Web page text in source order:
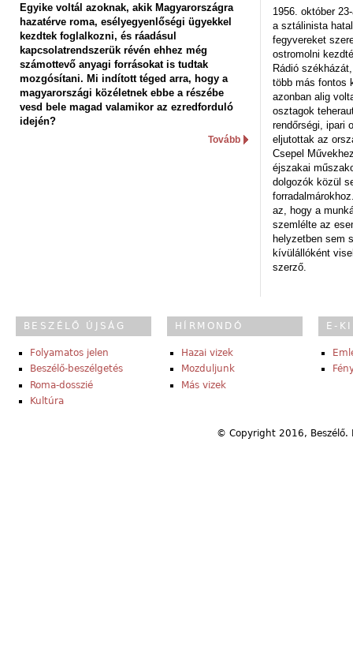
Egyike voltál azoknak, akik Magyarországra
hazatérve roma, esélyegyenlőségi ügyekkel
kezdtek foglalkozni, és ráadásul
kapcsolatrendszerük révén ehhez még
számottevő anyagi forrásokat is tudtak
mozgósítani. Mi indított téged arra, hogy a
magyarországi közéletnek ebbe a részébe
vesd bele magad valamikor az ezredforduló
idején?
Tovább
1956. október
a sztálinista
fegyvereket
ostromolni
Rádió
több más fontos
azonban alig
osztagok
rendőrségi, ipari
eljutottak az
Csepel
éjszakai
dolgozók közül
az, hogy a
szemlélte az
helyzetben sem
kívülállóként
szerző.
BESZÉLŐ ÚJSÁG
Folyamatos jelen
Beszélő-beszélgetés
Roma-dosszié
Kultúra
HÍRMONDÓ
Hazai vizek
Mozduljunk
Más vizek
E-
© Copyright 2016,